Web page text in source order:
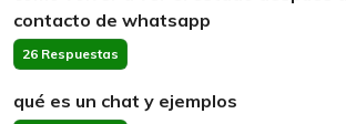
contacto de whatsapp
26 Respuestas
qué es un chat y ejemplos